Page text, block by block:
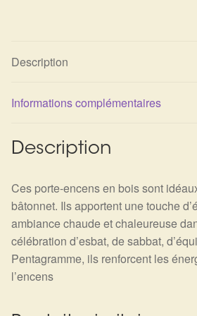
Description
Informations complémentaires
Description
Ces porte-encens en bois sont
bâtonnet. Ils apportent une touche
ambiance chaude et chaleureuse
célébration d’esbat, de sabbat,
Pentagramme, ils renforcent les
l’encens